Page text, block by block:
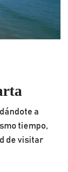
a
tiempo,
de visitar